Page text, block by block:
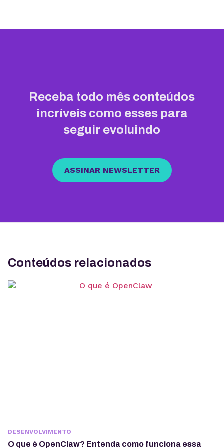
Receba todo mês conteúdos
incríveis como esses para
seguir evoluindo
ASSINAR NEWSLETTER
Conteúdos relacionados
DESENVOLVIMENTO
O que é OpenClaw? Entenda como funciona essa